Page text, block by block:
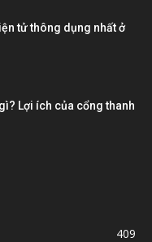
tử thông dụng nhất ở
Lợi ích của cổng thanh
409